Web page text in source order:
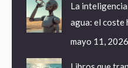
La
agua: el coste
mayo 11, 2026